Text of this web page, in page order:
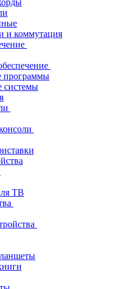
и коммутация
программы
системы
ТВ